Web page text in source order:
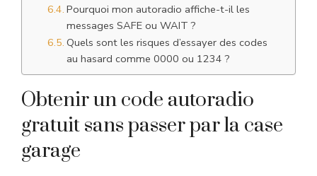
Pourquoi mon autoradio affiche-t-il les
messages SAFE ou WAIT ?
Quels sont les risques d’essayer des codes
au hasard comme 0000 ou 1234 ?
Obtenir un code autoradio
gratuit sans passer par la case
garage